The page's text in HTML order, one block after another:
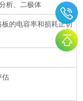
析、二极体
的电容率和损耗正切
估